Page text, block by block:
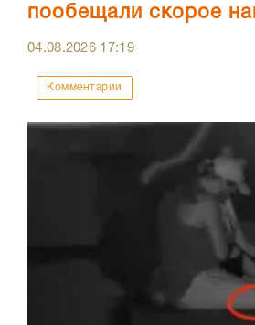
пообещали скорое
04.08.2026 17:19
Комментарии